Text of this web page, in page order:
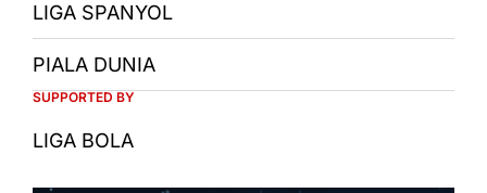
LIGA SPANYOL
PIALA DUNIA
SUPPORTED BY
LIGA BOLA